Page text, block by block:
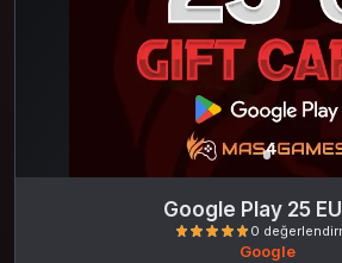
Google Play 25
Google